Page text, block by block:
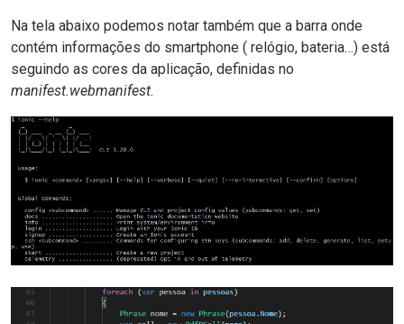
Na tela abaixo podemos notar também que a barra onde
contém informações do smartphone ( relógio, bateria…) está
seguindo as cores da aplicação, definidas no
manifest.webmanifest.